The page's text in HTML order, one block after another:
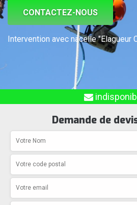
CONTACTEZ-NOUS
Intervention avec nacelle "Elagueur
Demande de